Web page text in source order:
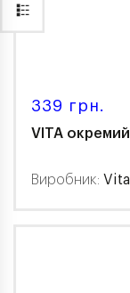
339 грн.
VITA
Виробник: Vita